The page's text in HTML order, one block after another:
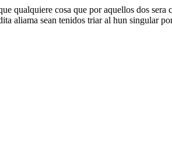
qualquiere cosa que por aquellos dos
aliama sean tenidos triar al hun singular